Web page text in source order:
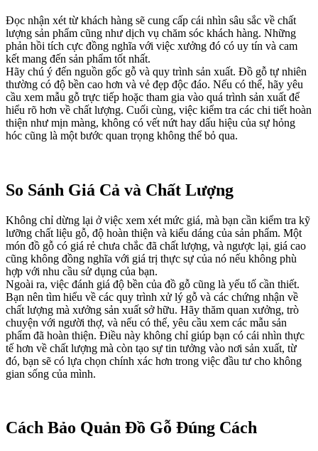
Đọc nhận xét từ khách hàng sẽ cung cấp cái nhìn sâu sắc về chất
lượng sản phẩm cũng như dịch vụ chăm sóc khách hàng. Những
phản hồi tích cực đồng nghĩa với việc xưởng đó có uy tín và cam
kết mang đến sản phẩm tốt nhất.
Hãy chú ý đến nguồn gốc gỗ và quy trình sản xuất. Đồ gỗ tự nhiên
thường có độ bền cao hơn và vẻ đẹp độc đáo. Nếu có thể, hãy yêu
cầu xem mẫu gỗ trực tiếp hoặc tham gia vào quá trình sản xuất để
hiểu rõ hơn về chất lượng. Cuối cùng, việc kiểm tra các chi tiết hoàn
thiện như mịn màng, không có vết nứt hay dấu hiệu của sự hỏng
hóc cũng là một bước quan trọng không thể bỏ qua.
So Sánh Giá Cả và Chất Lượng
Không chỉ dừng lại ở việc xem xét mức giá, mà bạn cần kiểm tra kỹ
lưỡng chất liệu gỗ, độ hoàn thiện và kiểu dáng của sản phẩm. Một
món đồ gỗ có giá rẻ chưa chắc đã chất lượng, và ngược lại, giá cao
cũng không đồng nghĩa với giá trị thực sự của nó nếu không phù
hợp với nhu cầu sử dụng của bạn.
Ngoài ra, việc đánh giá độ bền của đồ gỗ cũng là yếu tố cần thiết.
Bạn nên tìm hiểu về các quy trình xử lý gỗ và các chứng nhận về
chất lượng mà xưởng sản xuất sở hữu. Hãy thăm quan xưởng, trò
chuyện với người thợ, và nếu có thể, yêu cầu xem các mẫu sản
phẩm đã hoàn thiện. Điều này không chỉ giúp bạn có cái nhìn thực
tế hơn về chất lượng mà còn tạo sự tin tưởng vào nơi sản xuất, từ
đó, bạn sẽ có lựa chọn chính xác hơn trong việc đầu tư cho không
gian sống của mình.
Cách Bảo Quản Đồ Gỗ Đúng Cách